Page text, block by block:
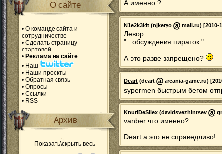
О сайте
• О команде сайта и
сотрудничестве
• Сделать страницу
стартовой
• Реклама на сайте
• Наш
• Наши проекты
• Обратная связь
• Опросы
• Ссылки
• RSS
Архив
Показать\скрыть весь
А именно ?
N1e2k3i4t (njkeryo mail.ru) [2010-
Левор
"...обсуждения пираток."
А это разве запрещено?
Deart (deart arcania-game.ru)
sypermen быстрым бегом
KnurlDeSilex (davidsvezhintsev
vanber что именно?
Deart а это не справедливо!